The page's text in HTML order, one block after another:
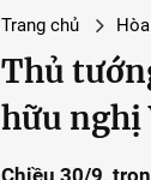
Trang chủ
Thủ
hữu nghị
Chiều 30/9,